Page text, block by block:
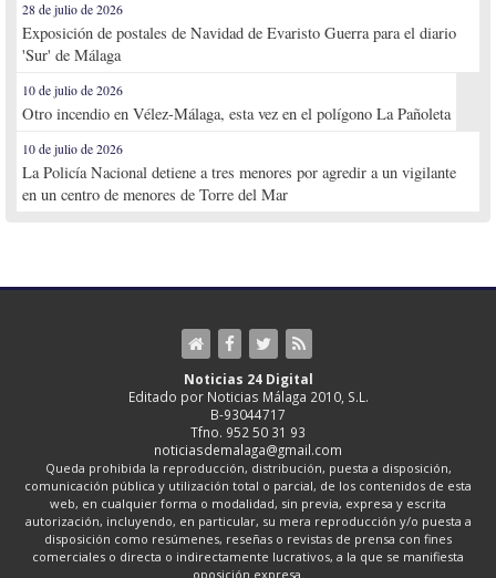
28 de julio de 2026
Exposición de postales de Navidad de Evaristo Guerra para el diario
'Sur' de Málaga
10 de julio de 2026
Otro incendio en Vélez-Málaga, esta vez en el polígono La Pañoleta
10 de julio de 2026
La Policía Nacional detiene a tres menores por agredir a un vigilante
en un centro de menores de Torre del Mar
Noticias 24 Digital
Editado por Noticias Málaga 2010, S.L.
B-93044717
Tfno. 952 50 31 93
noticiasdemalaga@gmail.com
Queda prohibida la reproducción, distribución, puesta a disposición,
comunicación pública y utilización total o parcial, de los contenidos de esta
web, en cualquier forma o modalidad, sin previa, expresa y escrita
autorización, incluyendo, en particular, su mera reproducción y/o puesta a
disposición como resúmenes, reseñas o revistas de prensa con fines
comerciales o directa o indirectamente lucrativos, a la que se manifiesta
oposición expresa.